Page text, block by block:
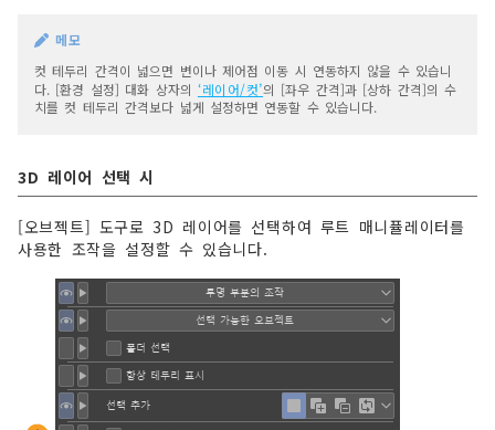
메모
컷 테두리 간격이 넓으면 변이나 제어점 이동 시 연동하지 않을 수 있습니
다. [환경 설정] 대화 상자의 ‘레이어/컷’의 [좌우 간격]과 [상하 간격]의 수
치를 컷 테두리 간격보다 넓게 설정하면 연동할 수 있습니다.
3D 레이어 선택 시
[오브젝트] 도구로 3D 레이어를 선택하여 루트 매니퓰레이터를
사용한 조작을 설정할 수 있습니다.